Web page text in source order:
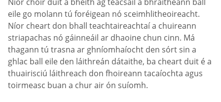
eile go molann tú foréigean nó sceimhlitheoireacht.
Níor cheart don bhall teachtaireachtaí a chuireann
striapachas nó gáinneáil ar dhaoine chun cinn. Má
thagann tú trasna ar ghníomhaíocht den sórt sin a
ghlac ball eile den láithreán dátaithe, ba cheart duit é a
thuairisciú láithreach don fhoireann tacaíochta agus
toirmeasc buan a chur air ón suíomh.